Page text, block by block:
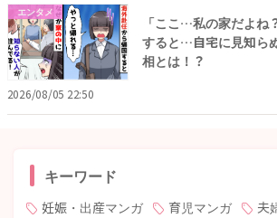
エンタメ
「ここ…私の家だよね
すると…自宅に見知ら
相とは！？
2026/08/05 22:50
キーワード
妊娠・出産マンガ 育児マンガ
夫